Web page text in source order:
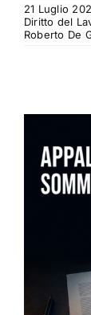
21 Luglio
Diritto del
Roberto De